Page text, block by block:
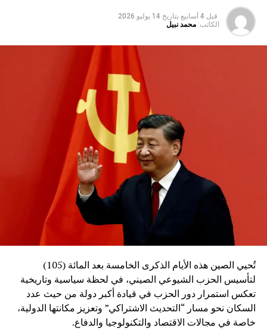
قبل 4 أسابيع بتاريخ 14 يوليو 2026
الكاتب: محمد نبيل
تُحيي الصين هذه الأيام الذكرى الخامسة بعد المائة (105)
لتأسيس الحزب الشيوعي الصيني، في لحظة سياسية وتاريخية
تعكس استمرار دور الحزب في قيادة أكبر دولة من حيث عدد
السكان نحو مسار “التحديث الاشتراكي” وتعزيز مكانتها الدولية،
خاصة في مجالات الاقتصاد والتكنولوجيا والدفاع.